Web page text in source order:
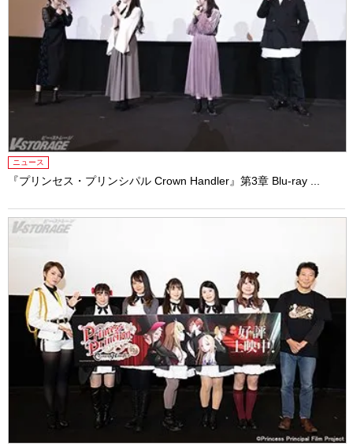
ニュース
『プリンセス・プリンシパル Crown Handler』第3章 Blu-ray ...